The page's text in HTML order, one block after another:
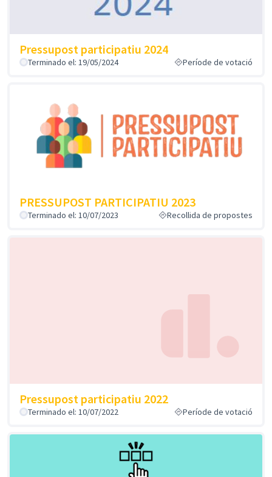
Pressupost participatiu 2024
Terminado el: 19/05/2024 Període de votació
PRESSUPOST PARTICIPATIU 2023
Terminado el: 10/07/2023 Recollida de propostes
Pressupost participatiu 2022
Terminado el: 10/07/2022 Període de votació